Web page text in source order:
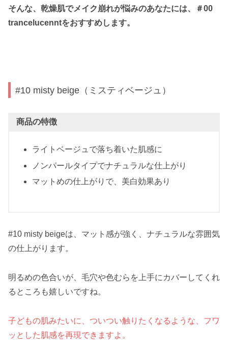
そんな、乾燥肌でメイク崩れが悩みのあなたには、＃00
trancelucenntをおすすめします。
#10 misty beige（ミスティベージュ）
商品の特徴
ライトベージュで落ち着いた肌感に
ノンパールタイプでナチュラルな仕上がり
マットめの仕上がりで、美白効果あり
#10 misty beigeは、マット感が強く、ナチュラルな雰囲気
の仕上がります。
明るめの色合いが、毛穴や色むらを上手にカバーしてくれ
るところも嬉しいですね。
子どもの肌みたいに、ついつい触りたくなるような、フワ
ッとした肌感を再現できますよ。